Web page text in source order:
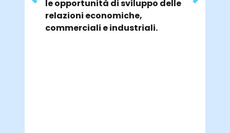
le opportunità di sviluppo delle
relazioni economiche,
commerciali e industriali.